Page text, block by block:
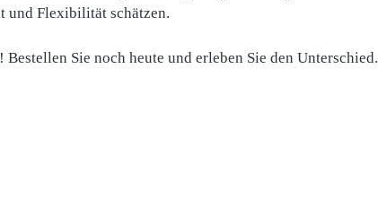
und Flexibilität schätzen.
Sie noch heute und erleben Sie den Unterschied.